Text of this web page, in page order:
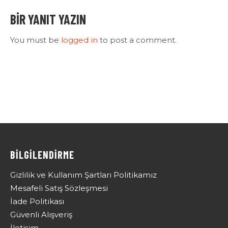
BIR YANIT YAZIN
You must be logged in to post a comment.
BİLGİLENDİRME
Gizlilik ve Kullanım Şartları Politikamız
Mesafeli Satış Sözleşmesi
İade Politikası
Güvenli Alışveriş